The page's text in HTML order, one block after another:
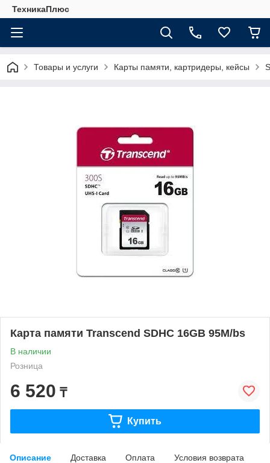
ТехникаПлюс
Товары и услуги Карты памяти, картридеры, кейсы
Карта памяти Transcend SDHC 16GB 95M/bs
В наличии
Розница
6 520 ₸
Купить
Описание Доставка Оплата Условия возврата